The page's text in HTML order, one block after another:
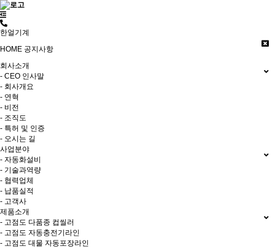
한얼기계
HOME 공지사항
회사소개
- CEO 인사말
- 회사개요
- 연혁
- 비전
- 조직도
- 특허 및 인증
- 오시는 길
사업분야
- 자동화설비
- 기술과역량
- 협력업체
- 납품실적
- 고객사
제품소개
- 고점도 다품종 컵씰러
- 고점도 자동충전기라인
- 고점도 대물 자동포장라인